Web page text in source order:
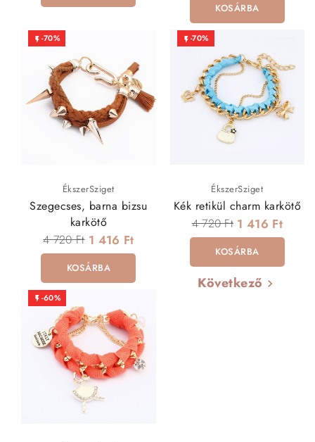
KOSÁRBA
 -70%
ÉkszerSziget
Szegecses, barna bizsu
karkötő
4 720 Ft 1 416 Ft
KOSÁRBA
 -70%
ÉkszerSziget
Kék retikül charm karkötő
4 720 Ft 1 416 Ft
KOSÁRBA
 -60%
Következő 